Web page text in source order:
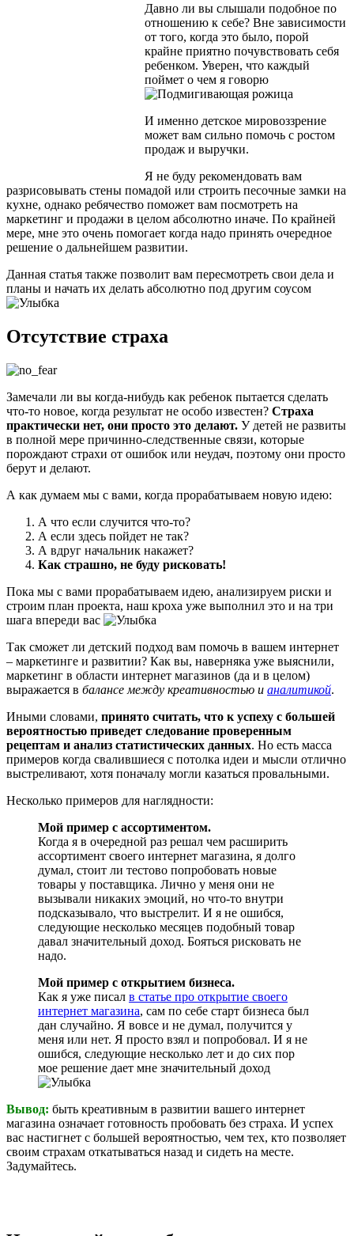
Давно ли вы слышали подобное по
отношению к себе? Вне зависимости
от того, когда это было, порой
крайне приятно почувствовать себя
ребенком. Уверен, что каждый
поймет о чем я говорю
И именно детское мировоззрение
может вам сильно помочь с ростом
продаж и выручки.
Я не буду рекомендовать вам
разрисовывать стены помадой или строить песочные замки на
кухне, однако ребячество поможет вам посмотреть на
маркетинг и продажи в целом абсолютно иначе. По крайней
мере, мне это очень помогает когда надо принять очередное
решение о дальнейшем развитии.
Данная статья также позволит вам пересмотреть свои дела и
планы и начать их делать абсолютно под другим соусом
Отсутствие страха
Замечали ли вы когда-нибудь как ребенок пытается сделать
что-то новое, когда результат не особо известен? Страха
практически нет, они просто это делают. У детей не развиты
в полной мере причинно-следственные связи, которые
порождают страхи от ошибок или неудач, поэтому они просто
берут и делают.
А как думаем мы с вами, когда прорабатываем новую идею:
А что если случится что-то?
А если здесь пойдет не так?
А вдруг начальник накажет?
Как страшно, не буду рисковать!
Пока мы с вами прорабатываем идею, анализируем риски и
строим план проекта, наш кроха уже выполнил это и на три
шага впереди вас
Так сможет ли детский подход вам помочь в вашем интернет
– маркетинге и развитии? Как вы, наверняка уже выяснили,
маркетинг в области интернет магазинов (да и в целом)
выражается в балансе между креативностью и аналитикой.
Иными словами, принято считать, что к успеху с большей
вероятностью приведет следование проверенным
рецептам и анализ статистических данных. Но есть масса
примеров когда свалившиеся с потолка идеи и мысли отлично
выстреливают, хотя поначалу могли казаться провальными.
Несколько примеров для наглядности:
Мой пример с ассортиментом.
Когда я в очередной раз решал чем расширить
ассортимент своего интернет магазина, я долго
думал, стоит ли тестово попробовать новые
товары у поставщика. Лично у меня они не
вызывали никаких эмоций, но что-то внутри
подсказывало, что выстрелит. И я не ошибся,
следующие несколько месяцев подобный товар
давал значительный доход. Бояться рисковать не
надо.
Мой пример с открытием бизнеса.
Как я уже писал в статье про открытие своего
интернет магазина, сам по себе старт бизнеса был
дан случайно. Я вовсе и не думал, получится у
меня или нет. Я просто взял и попробовал. И я не
ошибся, следующие несколько лет и до сих пор
мое решение дает мне значительный доход
Вывод: быть креативным в развитии вашего интернет
магазина означает готовность пробовать без страха. И успех
вас настигнет с большей вероятностью, чем тех, кто позволяет
своим страхам откатываться назад и сидеть на месте.
Задумайтесь.